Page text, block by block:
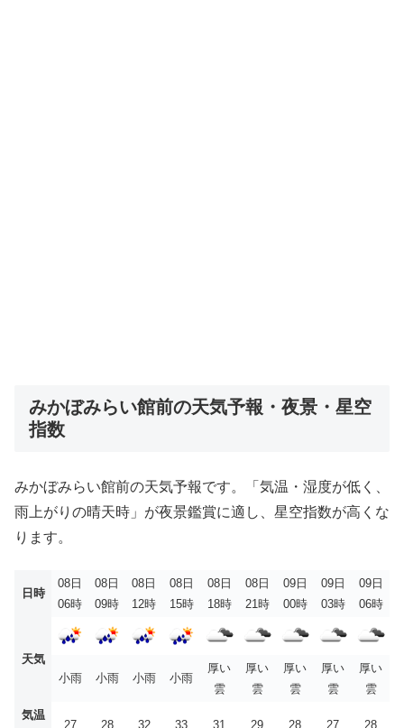
みかぼみらい館前の天気予報・夜景・星空
指数
みかぼみらい館前の天気予報です。「気温・湿度が低く、
雨上がりの晴天時」が夜景鑑賞に適し、星空指数が高くな
ります。
日時
08日
06時
08日
09時
08日
12時
08日
15時
08日
18時
08日
21時
09日
00時
09日
03時
09日
06時
天気
小雨
小雨 小雨 小雨
厚い
雲
厚い
雲
厚い
雲
厚い
雲
厚い
雲
気温
27 28 32 33 31 29 28 27 28